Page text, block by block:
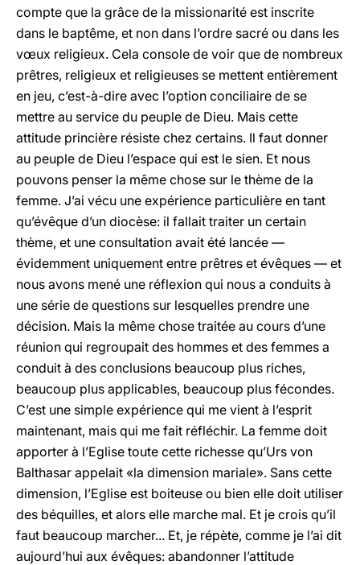
compte que la grâce de la missionarité est inscrite
dans le baptême, et non dans l’ordre sacré ou dans les
vœux religieux. Cela console de voir que de nombreux
prêtres, religieux et religieuses se mettent entièrement
en jeu, c’est-à-dire avec l’option conciliaire de se
mettre au service du peuple de Dieu. Mais cette
attitude princière résiste chez certains. Il faut donner
au peuple de Dieu l’espace qui est le sien. Et nous
pouvons penser la même chose sur le thème de la
femme. J’ai vécu une expérience particulière en tant
qu’évêque d’un diocèse: il fallait traiter un certain
thème, et une consultation avait été lancée —
évidemment uniquement entre prêtres et évêques — et
nous avons mené une réflexion qui nous a conduits à
une série de questions sur lesquelles prendre une
décision. Mais la même chose traitée au cours d’une
réunion qui regroupait des hommes et des femmes a
conduit à des conclusions beaucoup plus riches,
beaucoup plus applicables, beaucoup plus fécondes.
C’est une simple expérience qui me vient à l’esprit
maintenant, mais qui me fait réfléchir. La femme doit
apporter à l’Eglise toute cette richesse qu’Urs von
Balthasar appelait «la dimension mariale». Sans cette
dimension, l’Eglise est boiteuse ou bien elle doit utiliser
des béquilles, et alors elle marche mal. Et je crois qu’il
faut beaucoup marcher... Et, je répète, comme je l’ai dit
aujourd’hui aux évêques: abandonner l’attitude